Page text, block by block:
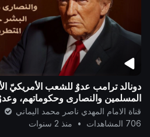
دونالد ترامب عدوٌ للشعب الأمريكيّ
المسلمين والنصارى وحكوماتهم،
شياطين البشر المتطرفين..
قناة الامام المهدي ناصر محمد اليماني
706 المشاهدات
• منذ 2 سنوات